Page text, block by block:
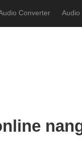
Converter Audio